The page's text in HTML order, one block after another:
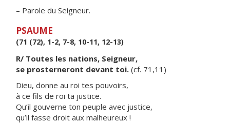
– Parole du Seigneur.
PSAUME
(71 (72), 1-2, 7-8, 10-11, 12-13)
R/ Toutes les nations, Seigneur,
se prosterneront devant toi. (cf. 71,11)
Dieu, donne au roi tes pouvoirs,
à ce fils de roi ta justice.
Qu’il gouverne ton peuple avec justice,
qu’il fasse droit aux malheureux !